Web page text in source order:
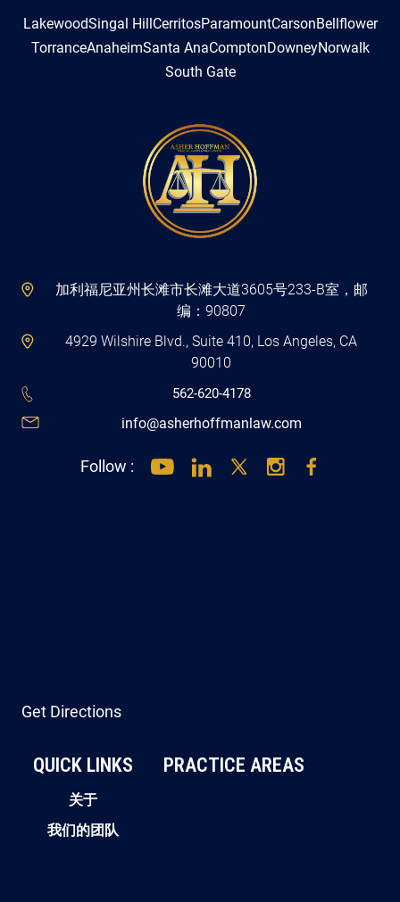
LakewoodSingal HillCerritosParamountCarsonBellflower
TorranceAnaheimSanta AnaComptonDowneyNorwalk
South Gate
加利福尼亚州长滩市长滩大道3605号233-B室，邮
编：90807
4929 Wilshire Blvd., Suite 410, Los Angeles, CA
90010
562-620-4178
info@asherhoffmanlaw.com
Follow :
Get Directions
QUICK LINKS
关于
我们的团队
PRACTICE AREAS